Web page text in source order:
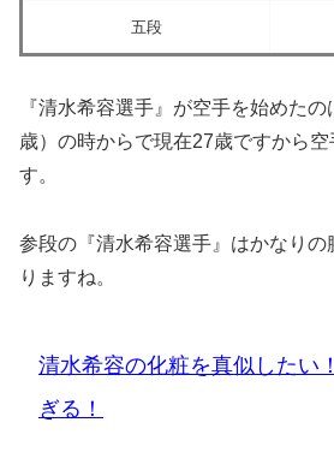
五段
『清水希容選手』が空手を始めた
歳）の時からで現在27歳ですから空
す。
参段の『清水希容選手』はかなり
りますね。
清水希容の化粧を真似したい
ぎる！